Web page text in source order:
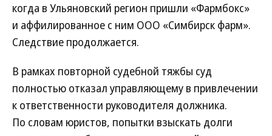
когда в Ульяновский регион пришли «Фармбокс»
и аффилированное с ним ООО «Симбирск фарм».
Следствие ­продолжается.
В рамках повторной судебной тяжбы суд
полностью отказал управляющему в привлечении
к ответственности руководителя должника.
По словам юристов, попытки взыскать долги